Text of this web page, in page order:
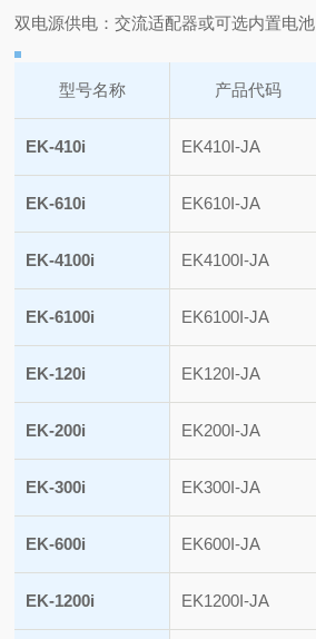
双电源供电：交流适配器或可选内置电池
型号名称 产品代码
EK-410i EK410I-JA
EK-610i EK610I-JA
EK-4100i EK4100I-JA
EK-6100i EK6100I-JA
EK-120i EK120I-JA
EK-200i EK200I-JA
EK-300i EK300I-JA
EK-600i EK600I-JA
EK-1200i EK1200I-JA